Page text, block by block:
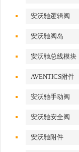
安沃驰逻辑阀
安沃驰阀岛
安沃驰总线模块
AVENTICS附件
安沃驰手动阀
安沃驰安全阀
安沃驰附件